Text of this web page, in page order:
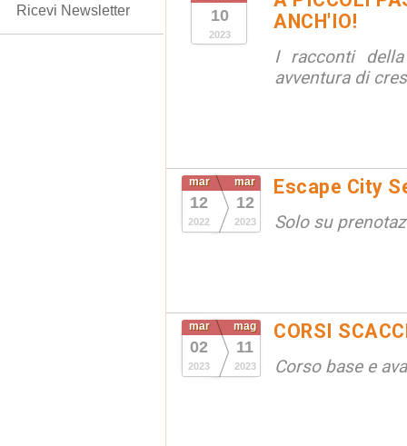
10
2023
ANCH'IO!
I racconti
avventura di
mar
12
2022
mar
12
2023
Escape City
Solo su
mar
02
2023
mag
11
2023
CORSI
Corso base e
Ricevi Newsletter